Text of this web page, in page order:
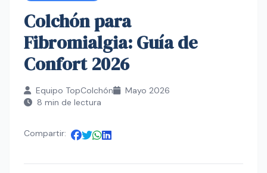
Colchón para
Fibromialgia: Guía de
Confort 2026
Equipo TopColchón
Mayo 2026
8 min de lectura
Compartir: